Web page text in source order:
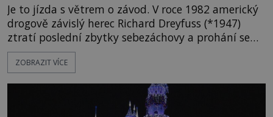
Je to jízda s větrem o závod. V roce 1982 americký
drogově závislý herec Richard Dreyfuss (*1947)
ztratí poslední zbytky sebezáchovy a prohání se
po silnicích ve svém mercedesu jako utržený ze
řetězu. Vše vyvrcholí katastrofou, když to Dreyfuss
následně nalezne schovaný kokain. Tímto
momentem se slavnému
ZOBRAZIT VÍCE